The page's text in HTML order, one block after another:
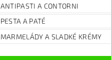
ANTIPASTI A CONTORNI
PESTA A PATÉ
MARMELÁDY A SLADKÉ KRÉMY